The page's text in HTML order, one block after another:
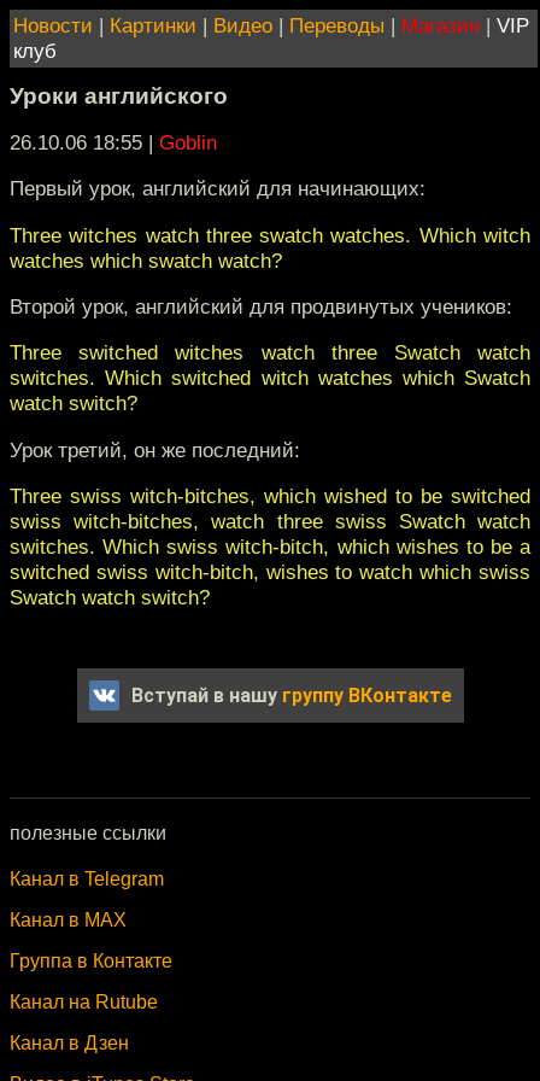
Новости | Картинки | Видео | Переводы | Магазин | VIP
клуб
Уроки английского
26.10.06 18:55 | Goblin
Первый урок, английский для начинающих:
Three witches watch three swatch watches. Which witch
watches which swatch watch?
Второй урок, английский для продвинутых учеников:
Three switched witches watch three Swatch watch
switches. Which switched witch watches which Swatch
watch switch?
Урок третий, он же последний:
Three swiss witch-bitches, which wished to be switched
swiss witch-bitches, watch three swiss Swatch watch
switches. Which swiss witch-bitch, which wishes to be a
switched swiss witch-bitch, wishes to watch which swiss
Swatch watch switch?
Вступай в нашу группу ВКонтакте
полезные ссылки
Канал в Telegram
Канал в MAX
Группа в Контакте
Канал на Rutube
Канал в Дзен